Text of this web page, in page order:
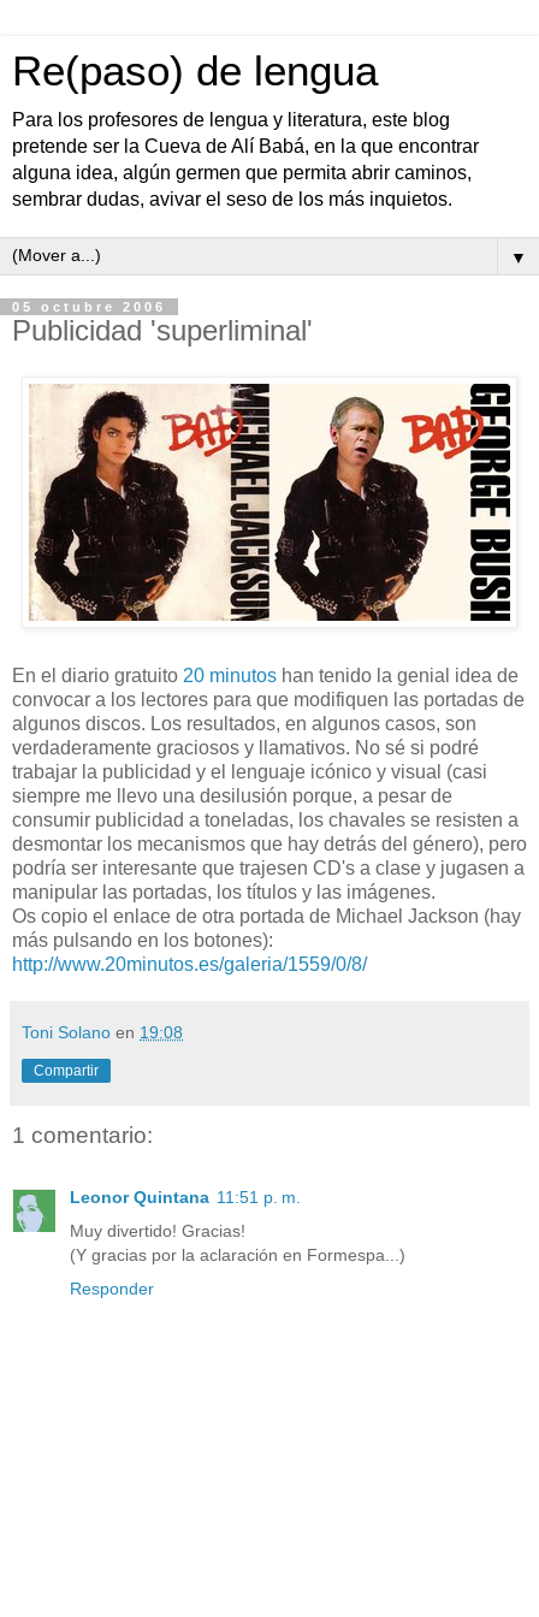
Re(paso) de lengua
Para los profesores de lengua y literatura, este blog
pretende ser la Cueva de Alí Babá, en la que encontrar
alguna idea, algún germen que permita abrir caminos,
sembrar dudas, avivar el seso de los más inquietos.
▼
05 octubre 2006
Publicidad 'superliminal'
En el diario gratuito 20 minutos han tenido la genial idea de
convocar a los lectores para que modifiquen las portadas de
algunos discos. Los resultados, en algunos casos, son
verdaderamente graciosos y llamativos. No sé si podré
trabajar la publicidad y el lenguaje icónico y visual (casi
siempre me llevo una desilusión porque, a pesar de
consumir publicidad a toneladas, los chavales se resisten a
desmontar los mecanismos que hay detrás del género), pero
podría ser interesante que trajesen CD's a clase y jugasen a
manipular las portadas, los títulos y las imágenes.
Os copio el enlace de otra portada de Michael Jackson (hay
más pulsando en los botones):
http://www.20minutos.es/galeria/1559/0/8/
Toni Solano en 19:08
Compartir
1 comentario:
Leonor Quintana 11:51 p. m.
Muy divertido! Gracias!
(Y gracias por la aclaración en Formespa...)
Responder